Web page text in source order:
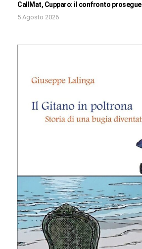
CallMat, Cupparo: il confronto prosegue
5 Agosto 2026